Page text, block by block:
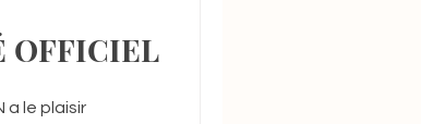
OFFICIEL
a le plaisir